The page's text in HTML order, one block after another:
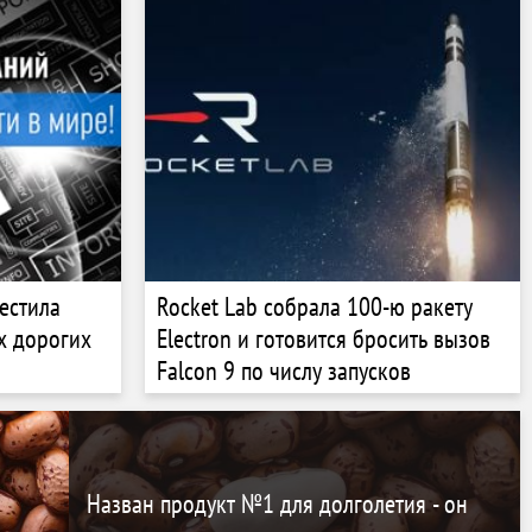
дорогих
Rocket Lab собрала 100-ю ракету
Electron и готовится бросить вызов
Falcon 9 по числу запусков
Назван продукт №1 для долголетия - он